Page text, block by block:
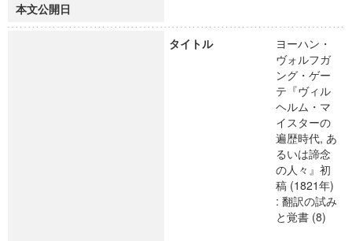
本文公開日
タイトル
ヨーハン・
ヴォルフガ
ング・ゲー
テ『ヴィル
ヘルム・マ
イスターの
遍歴時代, あ
るいは諦念
の人々』初
稿 (1821年)
: 翻訳の試み
と覚書 (8)